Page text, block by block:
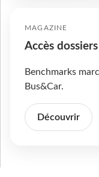
MAGAZINE
Accès dossiers
Benchmarks
Bus&Car.
Découvrir